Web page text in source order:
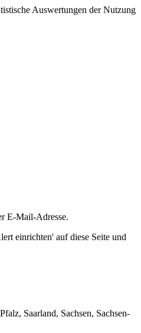
Auswertungen der Nutzung
E-Mail-Adresse.
einrichten' auf diese Seite und
Saarland, Sachsen, Sachsen-